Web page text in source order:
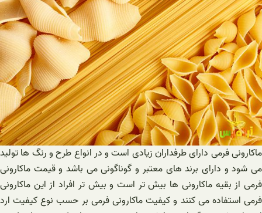
ماکارونی فرمی دارای طرفداران زیادی است و در انواع طرح و رنگ ها تولید
می شود و دارای برند های معتبر و گوناگونی می باشد و قیمت ماکارونی
فرمی از بقیه ماکارونی ها بیش تر است و بیش تر افراد از این ماکارونی
فرمی استفاده می کنند و کیفیت ماکارونی فرمی بر حسب نوع کیفیت ارد